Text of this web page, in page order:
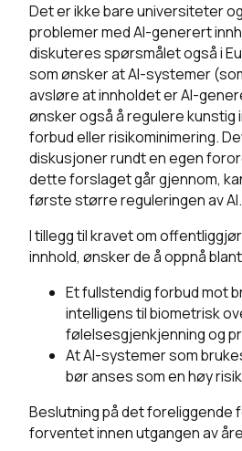
Det er ikke bare universiteter
problemer med AI-generert
diskuteres spørsmålet også i
som ønsker at AI-systemer
avsløre at innholdet er AI-
ønsker også å regulere kunstig
forbud eller risikominimering.
diskusjoner rundt en egen
dette forslaget går gjennom,
første større reguleringen av AI.
I tillegg til kravet om
innhold, ønsker de å oppnå
Et fullstendig forbud mot
intelligens til biometrisk
følelsesgjenkjenning og
At AI-systemer som
bør anses som en høy
Beslutning på det foreliggende
forventet innen utgangen av